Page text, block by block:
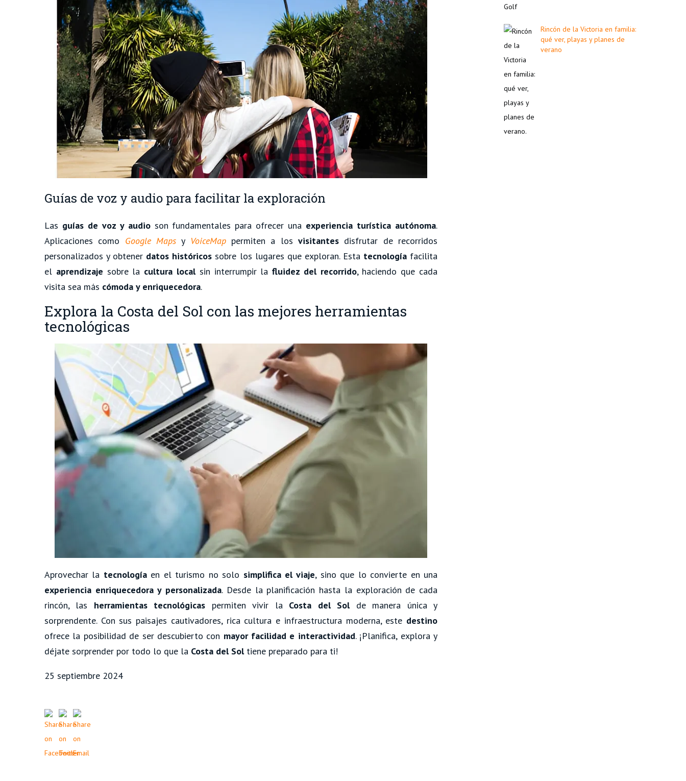
Guías de voz y audio para facilitar la exploración
Las guías de voz y audioson fundamentales para ofrecer una experiencia turística autónoma.
Aplicaciones como Google Maps y VoiceMappermiten a losvisitantes disfrutar de recorridos
personalizados y obtener datos históricos sobre los lugares que exploran. Esta tecnologíafacilita
el aprendizaje sobre la cultura localsin interrumpir lafluidez del recorrido, haciendo que cada
visita sea más cómoda y enriquecedora.
Explora la Costa del Sol con las mejores herramientas
tecnológicas
Aprovechar la tecnologíaen el turismo no solo simplifica el viaje, sino que lo convierte en una
experiencia enriquecedora y personalizada. Desde la planificación hasta la exploración de cada
rincón, las herramientas tecnológicas permiten vivir la Costa del Solde manera única y
sorprendente. Con sus paisajes cautivadores, rica cultura e infraestructura moderna, este destino
ofrece la posibilidad de ser descubierto con mayor facilidad e interactividad. ¡Planifica, explora y
déjate sorprender por todo lo que la Costa del Soltiene preparado para ti!
25 septiembre 2024
Rincón de la Victoria en familia:
qué ver, playas y planes de
verano